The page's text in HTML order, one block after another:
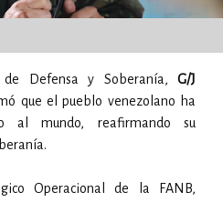
de Defensa y Soberanía, G/J
que el pueblo venezolano ha
al mundo, reafirmando su
Operacional de la FANB,